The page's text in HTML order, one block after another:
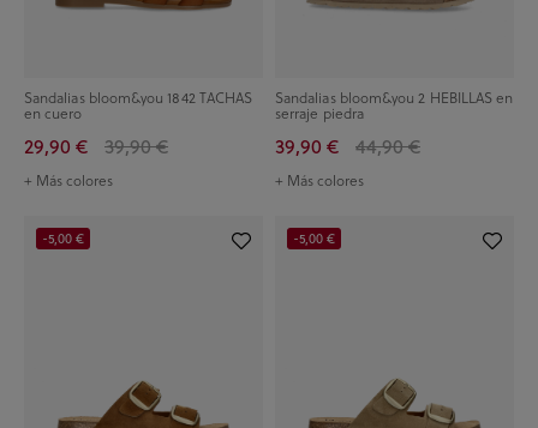
Sandalias bloom&you 1842 TACHAS
en cuero
29,90 € 39,90 €
+ Más colores
Sandalias bloom&you 2 HEBILLAS en
serraje piedra
39,90 € 44,90 €
+ Más colores
-5,00 € -5,00 €